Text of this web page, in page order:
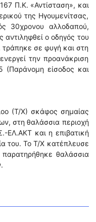
Π.Κ. «Αντίσταση», και
της Ηγουμενίτσας,
30χρονου αλλοδαπού,
ο οδηγός του
σε φυγή και στη
την προανάκριση
είσοδος και
(Τ/Χ) σκάφος σημαίας
στη θαλάσσια περιοχή
ΕΛ.ΑΚΤ και η επιβατική
του. Το Τ/Χ κατέπλευσε
θαλάσσια